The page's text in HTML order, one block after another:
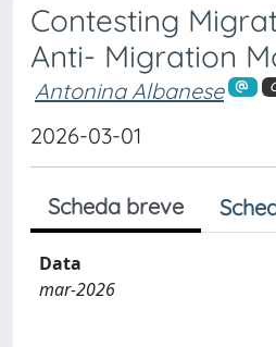
Contesting
Anti- Migration
Antonina Albanese
2026-03-01
Scheda breve
Data
mar-2026